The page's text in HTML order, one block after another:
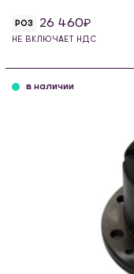
РОЗ 26 460
НЕ ВКЛЮЧАЕТ НДС
в наличии